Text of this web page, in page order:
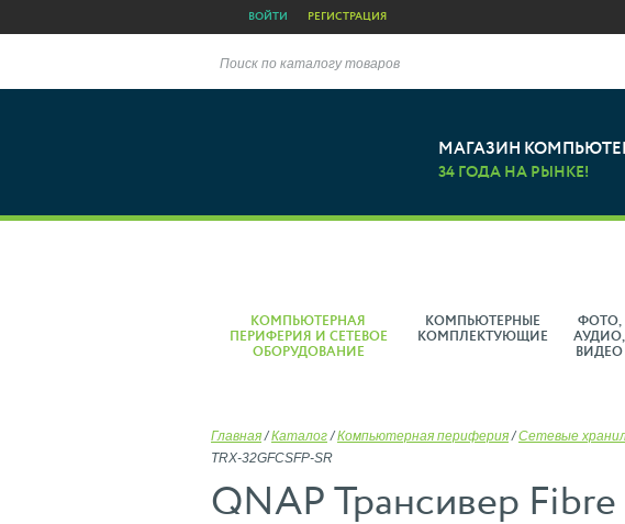
ВОЙТИ РЕГИСТРАЦИЯ
Поиск по каталогу товаров
МАГАЗИН
34 ГОДА НА РЫНКЕ!
КОМПЬЮТЕРНАЯ
ПЕРИФЕРИЯ И СЕТЕВОЕ
ОБОРУДОВАНИЕ
КОМПЬЮТЕРНЫЕ
КОМПЛЕКТУЮЩИЕ
ФОТО,
АУДИО,
ВИДЕО
Главная /Каталог /Компьютерная периферия /Сетевые
TRX-32GFCSFP-SR
QNAP Трансивер Fibre